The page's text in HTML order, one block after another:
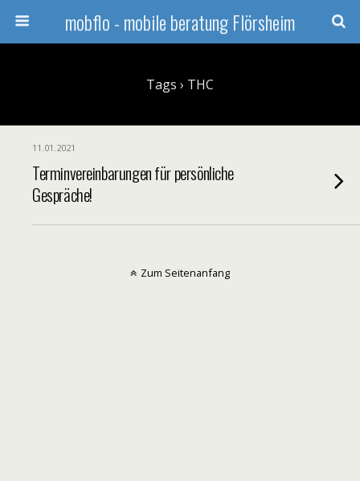
mobflo - mobile beratung Flörsheim
Tags › THC
11.01.2021
Terminvereinbarungen für persönliche
Gespräche!
Zum Seitenanfang